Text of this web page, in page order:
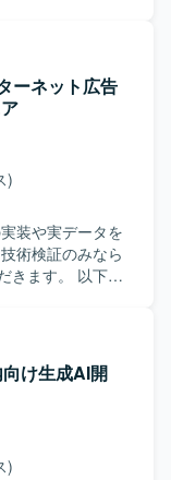
ーネット広告
)
装や実データを
術検証のみなら
。 以下の
クト - パズルゲ
模言語モデルの
の経験を積んで
者が多く在籍し
い環境です。
向け生成AI開
)